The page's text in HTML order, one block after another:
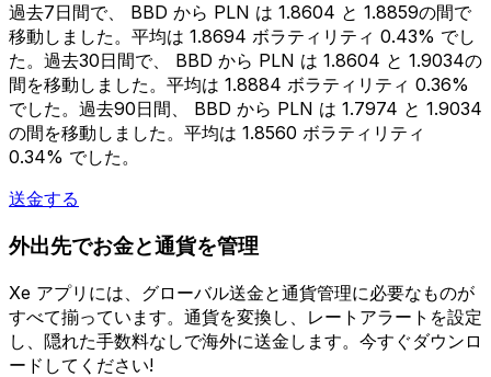
過去7日間で、 BBD から PLN は 1.8604 と 1.8859の間で
移動しました。平均は 1.8694 ボラティリティ 0.43% でし
た。過去30日間で、 BBD から PLN は 1.8604 と 1.9034の
間を移動しました。平均は 1.8884 ボラティリティ 0.36%
でした。過去90日間、 BBD から PLN は 1.7974 と 1.9034
の間を移動しました。平均は 1.8560 ボラティリティ
0.34% でした。
送金する
外出先でお金と通貨を管理
Xe アプリには、グローバル送金と通貨管理に必要なものが
すべて揃っています。通貨を変換し、レートアラートを設定
し、隠れた手数料なしで海外に送金します。今すぐダウンロ
ードしてください!